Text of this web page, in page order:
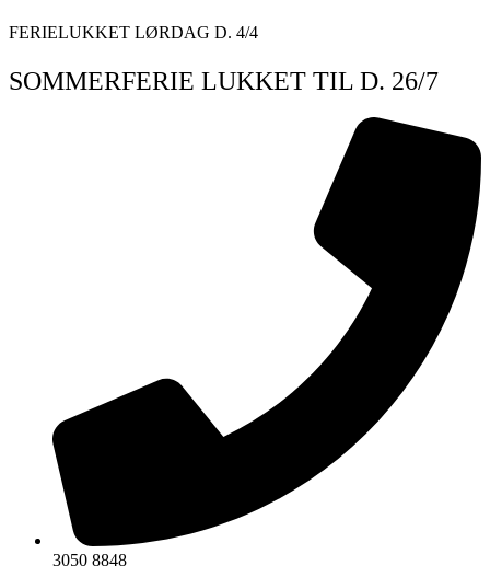
Videre
indhold
FERIELUKKET LØRDAG D. 4/4
SOMMERFERIE LUKKET TIL D. 26/7
3050 8848